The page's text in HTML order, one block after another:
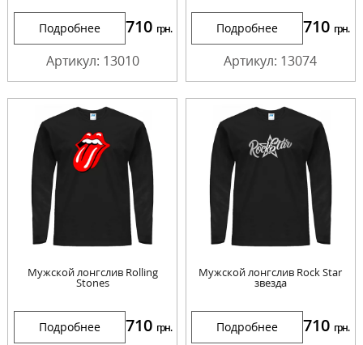
Подробнее 710 грн.
Артикул: 13010
Подробнее 710 грн.
Артикул: 13074
Мужской лонгслив Rolling
Stones
Подробнее 710 грн.
Мужской лонгслив Rock Star
звезда
Подробнее 710 грн.